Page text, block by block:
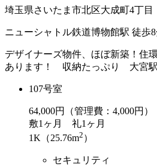
埼玉県さいたま市北区大成町4丁目
ニューシャトル鉄道博物館駅 徒歩8
デザイナーズ物件、ほぼ新築！
あります！ 収納たっぷり 大宮
107号室
64,000円（管理費：4,000円）
敷1ヶ月 礼1ヶ月
1K（25.76m2 ）
セキュリティ